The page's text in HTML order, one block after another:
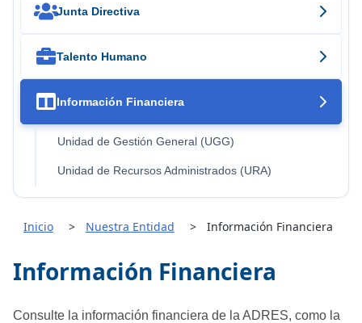
Junta Directiva
Talento Humano
 Información Financiera
Unidad de Gestión General (UGG)
Unidad de Recursos Administrados (URA)
Inicio Nuestra Entidad Información Financiera
Información Financiera
Consulte la información financiera de la ADRES, como la